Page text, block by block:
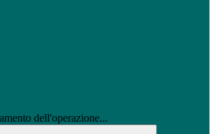
dell'operazione...